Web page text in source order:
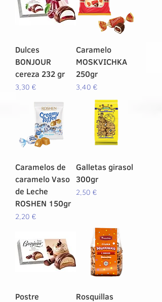
Dulces
BONJOUR
cereza 232 gr
Precio
3,30 €
Caramelo
MOSKVICHKA
250gr
Precio
3,40 €
Caramelos de
caramelo Vaso
de Leche
ROSHEN 150gr
Precio
2,20 €
Galletas girasol
300gr
Precio
2,50 €
Postre
Rosquillas